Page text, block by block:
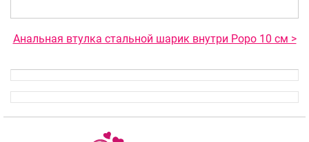
Анальная втулка стальной шарик внутри Popo 10 см >